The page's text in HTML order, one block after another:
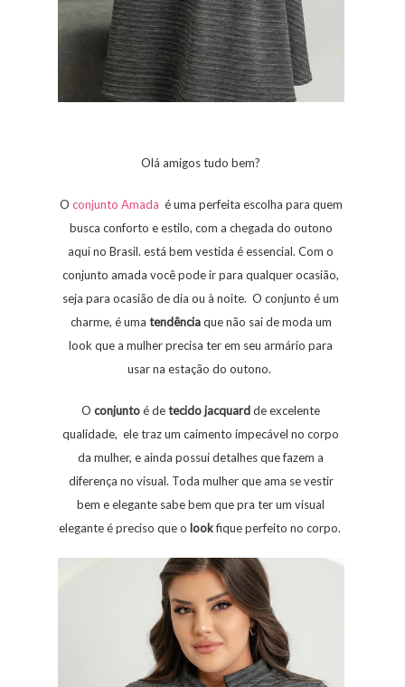
Olá amigos tudo bem?
O conjunto Amada é uma perfeita escolha para quem
busca conforto e estilo, com a chegada do outono
aqui no Brasil. está bem vestida é essencial. Com o
conjunto amada você pode ir para qualquer ocasião,
seja para ocasião de dia ou à noite. O conjunto é um
charme, é uma tendênciaque não sai de moda um
look que a mulher precisa ter em seu armário para
usar na estação do outono.
Oconjuntoé detecido jacquardde excelente
qualidade, ele traz um caimento impecável no corpo
da mulher, e ainda possui detalhes que fazem a
diferença no visual. Toda mulher que ama se vestir
bem e elegante sabe bem que pra ter um visual
elegante é preciso que o lookfique perfeito no corpo.